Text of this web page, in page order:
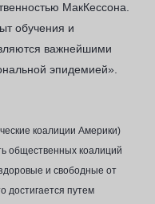
МакКессона.
обучения и
важнейшими
эпидемией».
коалиции Америки)
общественных коалиций
и свободные от
достигается путем